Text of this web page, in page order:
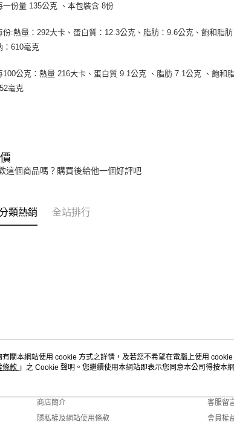
一份量 135公克 、本包裝含 8份
份:熱量：292大卡、蛋白質：12.3公克、脂肪：9.6公克、飽和脂
：610毫克
100公克：熱量 216大卡、蛋白質 9.1公克 、脂肪 7.1公克 、飽
毫克
這個商品嗎？購買後給他一個好評吧
類熱銷 全站排行
關於我們
商店簡介
隱私權及網站使用條款
客服
客服留
會員權
關本網站使用 cookie 方式之詳情，及若您不希望在電腦上使用
條款 」之 Cookie 聲明。您繼續使用本網站即表示您同意本公司得按本